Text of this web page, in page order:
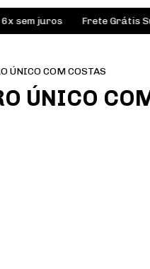
juros Frete Grátis Sul e
ÚNICO COM COSTAS
ÚNICO